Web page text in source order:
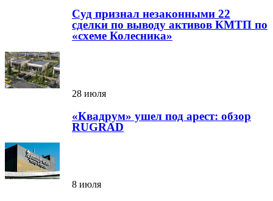
Суд признал незаконными 22
сделки по выводу активов КМТП по
«схеме Колесника»
28 июля
«Квадрум» ушел под арест: обзор
RUGRAD
8 июля